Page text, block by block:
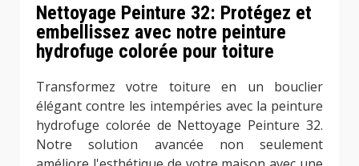
Nettoyage Peinture 32: Protégez et
embellissez avec notre peinture
hydrofuge colorée pour toiture
Transformez votre toiture en un bouclier
élégant contre les intempéries avec la peinture
hydrofuge colorée de Nettoyage Peinture 32.
Notre solution avancée non seulement